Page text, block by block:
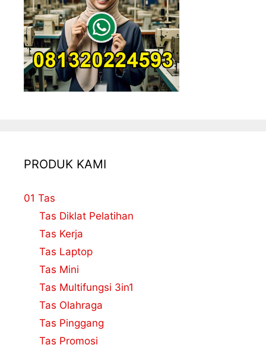
PRODUK KAMI
01 Tas
Tas Diklat Pelatihan
Tas Kerja
Tas Laptop
Tas Mini
Tas Multifungsi 3in1
Tas Olahraga
Tas Pinggang
Tas Promosi